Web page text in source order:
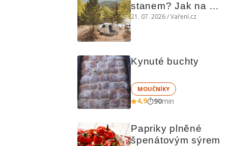
stanem? Jak na
polní kuchyni a na
21. 07. 2026 / Vaření.cz
Kynuté buchty
MOUČNÍKY
4,9 90min
Papriky plněné
špenátovým sýrem